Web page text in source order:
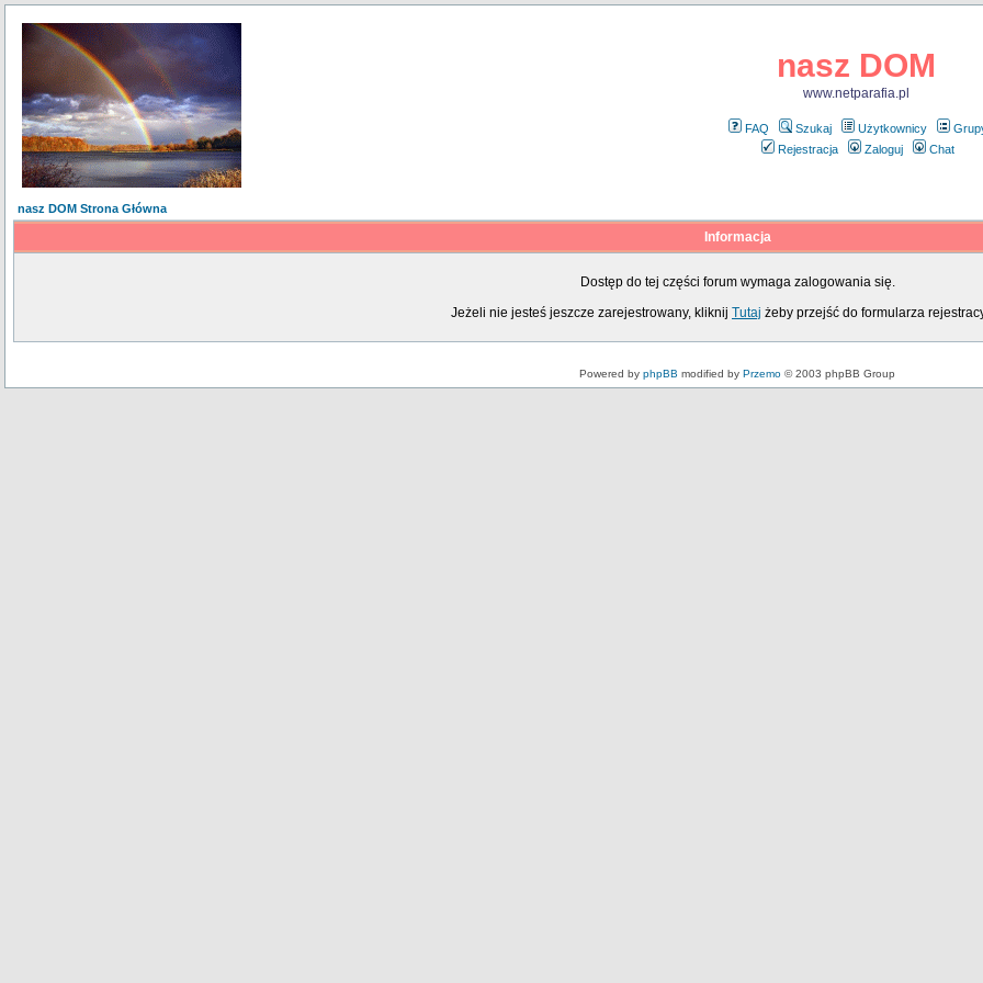
nasz DOM
www.netparafia.pl
FAQ Szukaj Użytkownicy
Rejestracja
Zaloguj Chat
nasz DOM Strona Główna
Informacja
Dostęp do tej części forum wymaga zalogowania się.
Jeżeli nie jesteś jeszcze zarejestrowany, kliknij Tutaj żeby przejść do formularza
Powered by phpBB modified by Przemo © 2003 phpBB Group